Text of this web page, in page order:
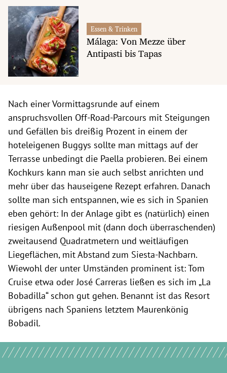
Essen & Trinken
Málaga: Von Mezze über
Antipasti bis Tapas
Nach einer Vormittagsrunde auf einem
anspruchsvollen Off-Road-Parcours mit Steigungen
und Gefällen bis dreißig Prozent in einem der
hoteleigenen Buggys sollte man mittags auf der
Terrasse unbedingt die Paella probieren. Bei einem
Kochkurs kann man sie auch selbst anrichten und
mehr über das hauseigene Rezept erfahren. Danach
sollte man sich entspannen, wie es sich in Spanien
eben gehört: In der Anlage gibt es (natürlich) einen
riesigen Außenpool mit (dann doch überraschenden)
zweitausend Quadratmetern und weitläufigen
Liegeflächen, mit Abstand zum Siesta-Nachbarn.
Wiewohl der unter Umständen prominent ist: Tom
Cruise etwa oder José Carreras ließen es sich im „La
Bobadilla“ schon gut gehen. Benannt ist das Resort
übrigens nach Spaniens letztem Maurenkönig
Bobadil.